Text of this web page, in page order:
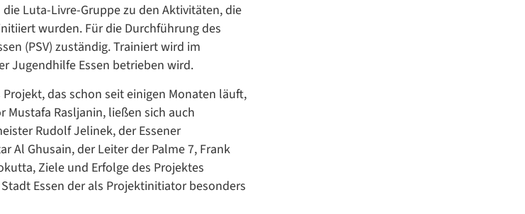
Luta-Livre-Gruppe zu den Aktivitäten, die
wurden. Für die Durchführung des
(PSV) zuständig. Trainiert wird im
Jugendhilfe Essen betrieben wird.
das schon seit einigen Monaten läuft,
Mustafa Rasljanin, ließen sich auch
Rudolf Jelinek, der Essener
Al Ghusain, der Leiter der Palme 7, Frank
Ziele und Erfolge des Projektes
Essen der als Projektinitiator besonders
Datenschutzerklärung
ZURÜCK
Datenschutzerklärung
Übersetzen
/
Translate